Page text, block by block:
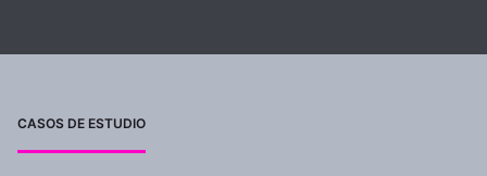
CASOS DE ESTUDIO